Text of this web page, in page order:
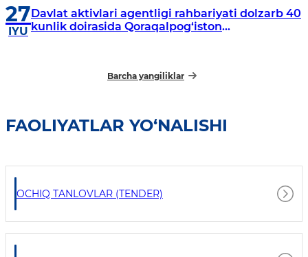
27
IYU
Davlat aktivlari agentligi rahbariyati dolzarb 40
kunlik doirasida Qoraqalpog‘iston
Barcha yangiliklar
FAOLIYATLAR YO‘NALISHI
OCHIQ TANLOVLAR (TENDER)